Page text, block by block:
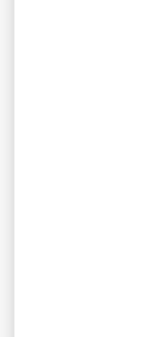
Chez les
précaire
ou patients
CONSEIL
être
médicale,
Les
et d'une
Les
dans les
survenues